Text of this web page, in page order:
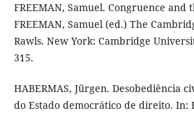
FREEMAN, Samuel. Congruence and
FREEMAN, Samuel (ed.) The
Rawls. New York: Cambridge
315.
HABERMAS, Jürgen. Desobediência
do Estado democrático de direito. In: